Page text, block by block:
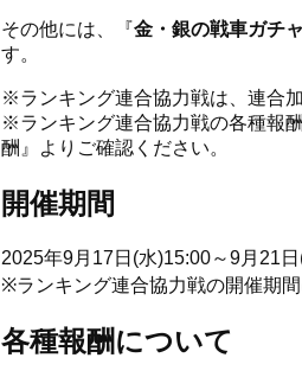
その他には、『金・銀の戦車ガチ
す。
※ランキング連合協力戦は、連合
※ランキング連合協力戦の各種報
酬』よりご確認ください。
開催期間
2025年9月17日(水)15:00～9月21
※ランキング連合協力戦の開催期
各種報酬について